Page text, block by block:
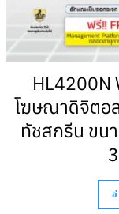
HL4200N
โฆษณาดิจิตอ
ทัชสกรีน ขน